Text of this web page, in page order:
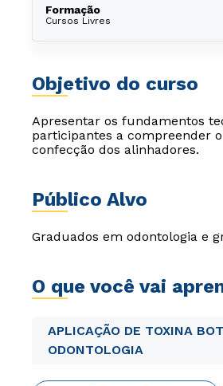
Formação
Cursos Livres
Objetivo do curso
Apresentar os fundamentos
participantes a compreender
confecção dos alinhadores.
Público Alvo
Graduados em odontologia e
O que você vai
APLICAÇÃO DE TOXINA
ODONTOLOGIA